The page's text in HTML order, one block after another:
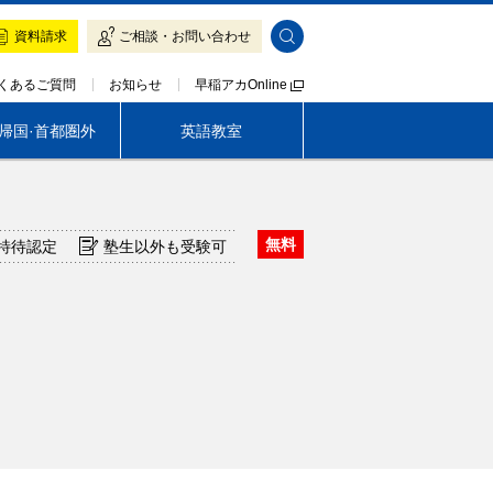
資料請求 ご相談・お問い合わせ
あるご質問 お知らせ 早稲アカOnline
茨城
国·首都圏外 英語教室
待認定 塾生以外も受験可 無料